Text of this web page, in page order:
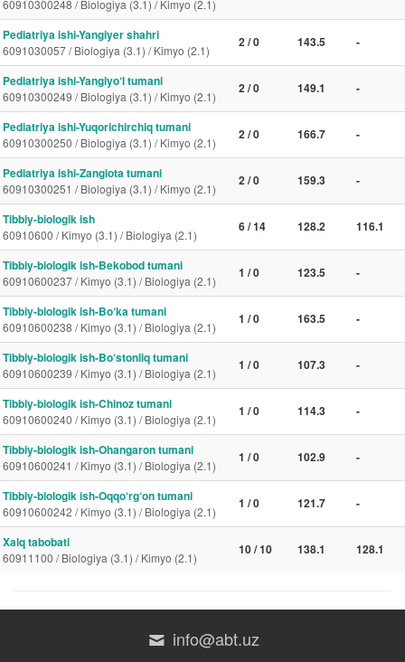
60910300248 / Biologiya (3.1) / Kimyo (2.1)
Pediatriya ishi-Yangiyer shahri
6091030057 / Biologiya (3.1) / Kimyo (2.1)
2 / 0 143.5 -
Pediatriya ishi-Yangiyo‘l tumani
60910300249 / Biologiya (3.1) / Kimyo (2.1)
2 / 0 149.1 -
Pediatriya ishi-Yuqorichirchiq tumani
60910300250 / Biologiya (3.1) / Kimyo (2.1)
2 / 0 166.7 -
Pediatriya ishi-Zangiota tumani
60910300251 / Biologiya (3.1) / Kimyo (2.1)
2 / 0 159.3 -
Tibbiy-biologik ish
60910600 / Kimyo (3.1) / Biologiya (2.1)
6 / 14 128.2 116.1
Tibbiy-biologik ish-Bekobod tumani
60910600237 / Kimyo (3.1) / Biologiya (2.1)
1 / 0 123.5 -
Tibbiy-biologik ish-Bo‘ka tumani
60910600238 / Kimyo (3.1) / Biologiya (2.1)
1 / 0 163.5 -
Tibbiy-biologik ish-Bo‘stonliq tumani
60910600239 / Kimyo (3.1) / Biologiya (2.1)
1 / 0 107.3 -
Tibbiy-biologik ish-Chinoz tumani
60910600240 / Kimyo (3.1) / Biologiya (2.1)
1 / 0 114.3 -
Tibbiy-biologik ish-Ohangaron tumani
60910600241 / Kimyo (3.1) / Biologiya (2.1)
1 / 0 102.9 -
Tibbiy-biologik ish-Oqqo‘rg‘on tumani
60910600242 / Kimyo (3.1) / Biologiya (2.1)
1 / 0 121.7 -
Xalq tabobati
60911100 / Biologiya (3.1) / Kimyo (2.1)
10 / 10 138.1 128.1
info@abt.uz